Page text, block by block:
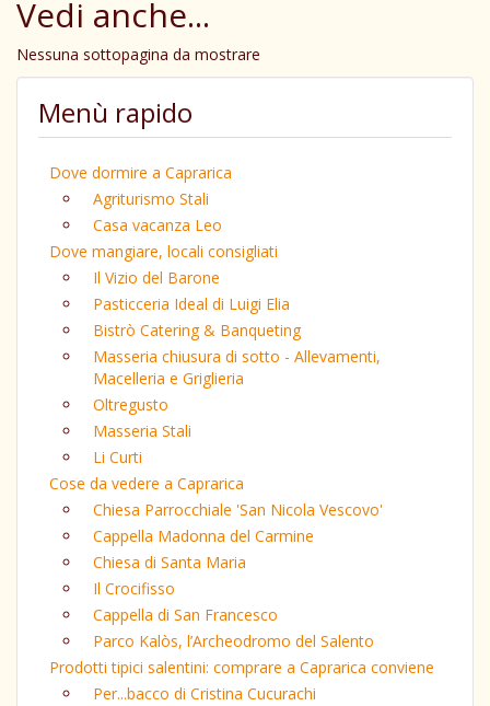
Vedi anche...
Nessuna sottopagina da mostrare
Menù rapido
Dove dormire a Caprarica
Agriturismo Stali
Casa vacanza Leo
Dove mangiare, locali consigliati
Il Vizio del Barone
Pasticceria Ideal di Luigi Elia
Bistrò Catering & Banqueting
Masseria chiusura di sotto - Allevamenti,
Macelleria e Griglieria
Oltregusto
Masseria Stali
Li Curti
Cose da vedere a Caprarica
Chiesa Parrocchiale 'San Nicola Vescovo'
Cappella Madonna del Carmine
Chiesa di Santa Maria
Il Crocifisso
Cappella di San Francesco
Parco Kalòs, l’Archeodromo del Salento
Prodotti tipici salentini: comprare a Caprarica conviene
Per...bacco di Cristina Cucurachi